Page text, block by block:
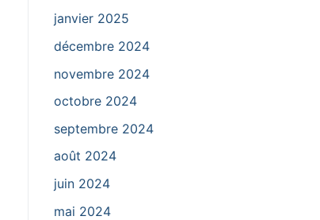
janvier 2025
décembre 2024
novembre 2024
octobre 2024
septembre 2024
août 2024
juin 2024
mai 2024